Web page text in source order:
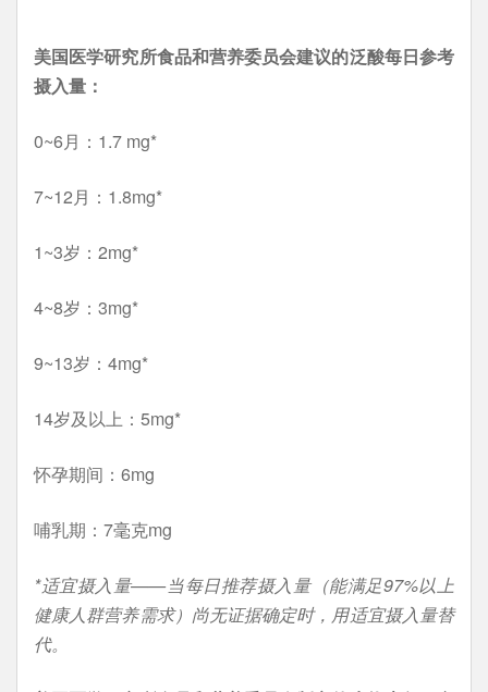
美国医学研究所食品和营养委员会建议的泛酸每日参考
摄入量：
0~6月：1.7 mg*
7~12月：1.8mg*
1~3岁：2mg*
4~8岁：3mg*
9~13岁：4mg*
14岁及以上：5mg*
怀孕期间：6mg
哺乳期：7毫克mg
*适宜摄入量——当每日推荐摄入量（能满足97%以上
健康人群营养需求）尚无证据确定时，用适宜摄入量替
代。